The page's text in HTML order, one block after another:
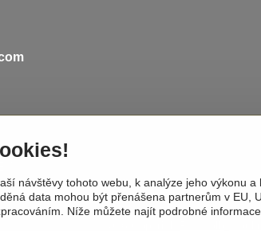
návštěvy tohoto webu, k analýze jeho výkonu
data mohou být přenášena partnerům v EU,
Níže můžete najít podrobné